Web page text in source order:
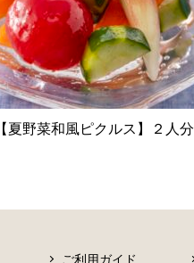
【夏野菜和風ピクルス】２人分
ご利用ガイド